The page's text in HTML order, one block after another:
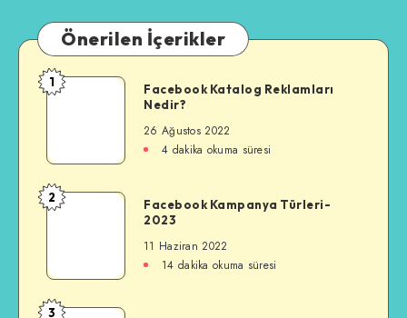
Önerilen İçerikler
Facebook
Nedir?
1
Facebook Katalog Reklamları
Nedir?
26 Ağustos 2022
4 dakika okuma süresi
Facebook
2023
2
Facebook Kampanya Türleri-
2023
11 Haziran 2022
14 dakika okuma süresi
3